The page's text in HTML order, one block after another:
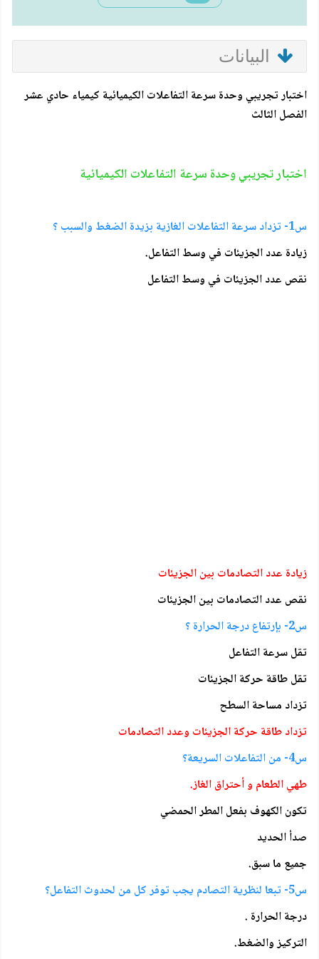
البيانات
اختبار تجريبي وحدة سرعة التفاعلات الكيميائية كيمياء حادي عشر
الفصل الثالث
اختبار تجريبي وحدة سرعة التفاعلات الكيميائية
س1- تزداد سرعة التفاعلات الغازية بزيدة الضغط والسبب ؟
زيادة عدد الجزيئات في وسط التفاعل.
نقص عدد الجزيئات في وسط التفاعل
زيادة عدد التصادمات بين الجزيئات
نقص عدد التصادمات بين الجزيئات
س2- بإرتفاع درجة الحرارة ؟
تقل سرعة التفاعل
تقل طاقة حركة الجزيئات
تزداد مساحة السطح
تزداد طاقة حركة الجزيئات وعدد التصادمات
س4- من التفاعلات السريعة؟
طهي الطعام و أحتراق الغاز.
تكون الكهوف بفعل المطر الحمضي
صدأ الحديد
جميع ما سبق.
س5- تبعا لنظرية التصادم يجب توفر كل من لحدوث التفاعل؟
درجة الحرارة .
التركيز والضغط.